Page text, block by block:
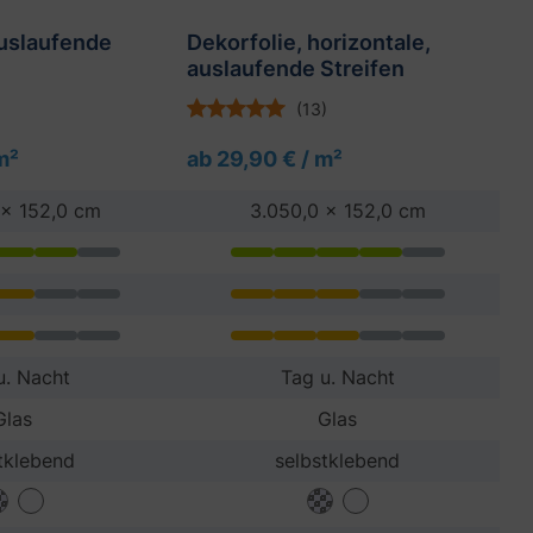
Dekorfolie, horizontale,
auslaufende Streifen
(13)
ab 29,90 € / m²
152,0 cm 3.050,0 x 152,0 cm
Nacht
Tag u. Nacht
Glas
selbstklebend